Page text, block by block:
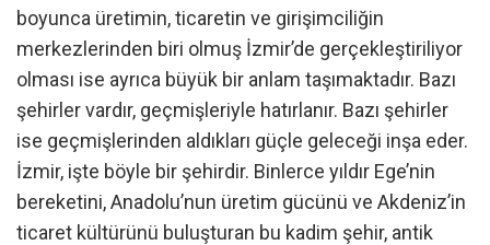
boyunca üretimin, ticaretin ve girişimciliğin
merkezlerinden biri olmuş İzmir’de gerçekleştiriliyor
olması ise ayrıca büyük bir anlam taşımaktadır. Bazı
şehirler vardır, geçmişleriyle hatırlanır. Bazı şehirler
ise geçmişlerinden aldıkları güçle geleceği inşa eder.
İzmir, işte böyle bir şehirdir. Binlerce yıldır Ege’nin
bereketini, Anadolu’nun üretim gücünü ve Akdeniz’in
ticaret kültürünü buluşturan bu kadim şehir, antik